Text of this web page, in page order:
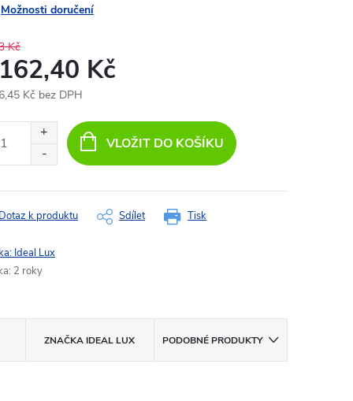
Možnosti doručení
Kč
Kč
Kč bez DPH
VLOŽIT DO KOŠÍKU
Tisk
Dotaz k produktu Sdílet
Ideal Lux
: 2 roky
ZNAČKA IDEAL LUX PODOBNÉ PRODUKTY